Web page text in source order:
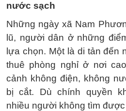
nước sạch
Những ngày xã Nam
lũ, người dân ở những
lựa chọn. Một là di tản đến
thuê phòng nghỉ ở nơi
cảnh không điện, không
bị cắt. Dù chính quyền
nhiều người không tìm